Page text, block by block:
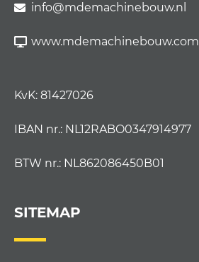
info@mdemachinebouw.nl
www.mdemachinebouw.com
KvK: 81427026
IBAN nr.: NL12RABO0347914977
BTW nr.: NL862086450B01
SITEMAP